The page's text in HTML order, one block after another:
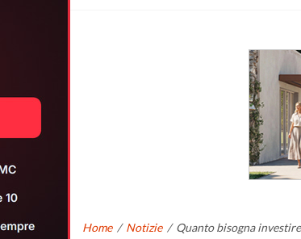
Home / Notizie / Quanto bisogna